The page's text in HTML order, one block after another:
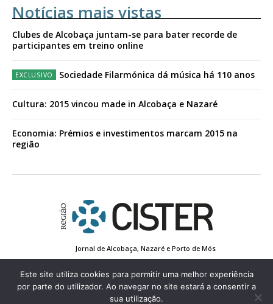
Notícias mais vistas
Clubes de Alcobaça juntam-se para bater recorde de
participantes em treino online
Sociedade Filarmónica dá música há 110 anos
Cultura: 2015 vincou made in Alcobaça e Nazaré
Economia: Prémios e investimentos marcam 2015 na
região
Jornal de Alcobaça, Nazaré e Porto de Mós
Conta de Registo
Edição Impressa
Este site utiliza cookies para permitir uma melhor experiência
por parte do utilizador. Ao navegar no site estará a consentir a
sua utilização.